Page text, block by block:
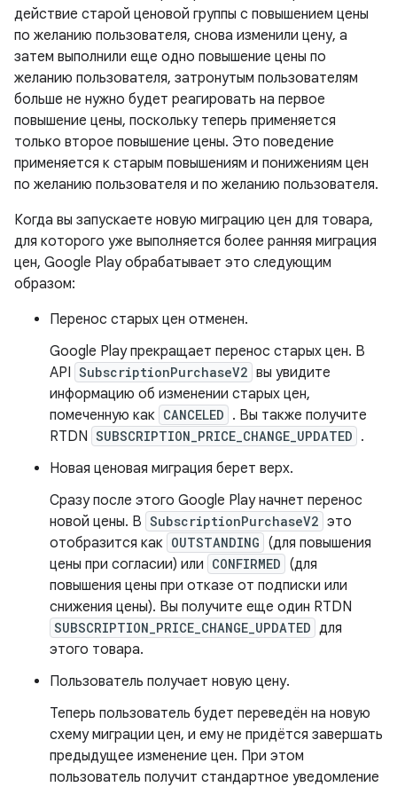
действие старой ценовой группы с повышением цены
по желанию пользователя, снова изменили цену, а
затем выполнили еще одно повышение цены по
желанию пользователя, затронутым пользователям
больше не нужно будет реагировать на первое
повышение цены, поскольку теперь применяется
только второе повышение цены. Это поведение
применяется к старым повышениям и понижениям цен
по желанию пользователя и по желанию пользователя.
Когда вы запускаете новую миграцию цен для товара,
для которого уже выполняется более ранняя миграция
цен, Google Play обрабатывает это следующим
образом:
Перенос старых цен отменен.
Google Play прекращает перенос старых цен. В
API SubscriptionPurchaseV2 вы увидите
информацию об изменении старых цен,
помеченную как CANCELED . Вы также получите
RTDN SUBSCRIPTION_PRICE_CHANGE_UPDATED .
Новая ценовая миграция берет верх.
Сразу после этого Google Play начнет перенос
новой цены. В SubscriptionPurchaseV2 это
отобразится как OUTSTANDING (для повышения
цены при согласии) или CONFIRMED (для
повышения цены при отказе от подписки или
снижения цены). Вы получите еще один RTDN
SUBSCRIPTION_PRICE_CHANGE_UPDATED для
этого товара.
Пользователь получает новую цену.
Теперь пользователь будет переведён на новую
схему миграции цен, и ему не придётся завершать
предыдущее изменение цен. При этом
пользователь получит стандартное уведомление